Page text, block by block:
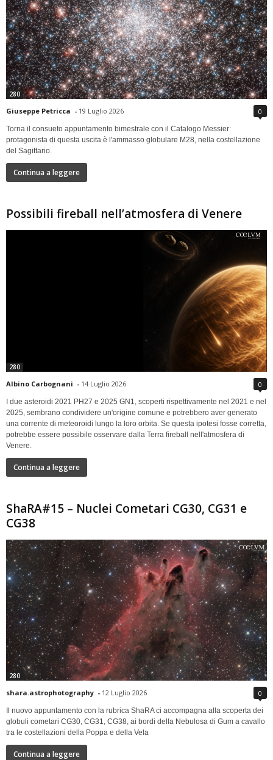
280
Giuseppe Petricca - 19 Luglio 2026 0
Torna il consueto appuntamento bimestrale con il Catalogo Messier:
protagonista di questa uscita è l'ammasso globulare M28, nella costellazione
del Sagittario.
Continua a leggere
Possibili fireball nell’atmosfera di Venere
280
Albino Carbognani - 14 Luglio 2026 0
I due asteroidi 2021 PH27 e 2025 GN1, scoperti rispettivamente nel 2021 e nel
2025, sembrano condividere un'origine comune e potrebbero aver generato
una corrente di meteoroidi lungo la loro orbita. Se questa ipotesi fosse corretta,
potrebbe essere possibile osservare dalla Terra fireball nell'atmosfera di
Venere.
Continua a leggere
ShaRA#15 – Nuclei Cometari CG30, CG31 e
CG38
280
shara.astrophotography - 12 Luglio 2026 0
Il nuovo appuntamento con la rubrica ShaRA ci accompagna alla scoperta dei
globuli cometari CG30, CG31, CG38, ai bordi della Nebulosa di Gum a cavallo
tra le costellazioni della Poppa e della Vela
Continua a leggere